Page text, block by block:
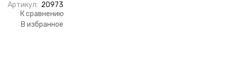
Артикул: 20973
К сравнению
В избранное